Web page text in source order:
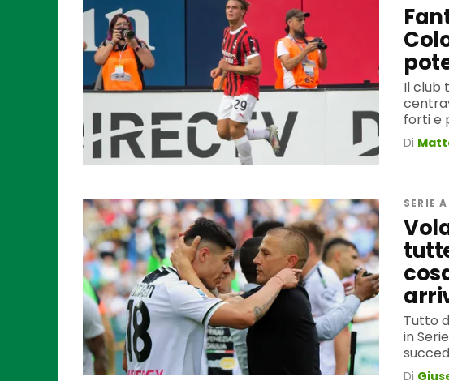
Il club
forti e
Di
SERIE A
Tutto
in
Di